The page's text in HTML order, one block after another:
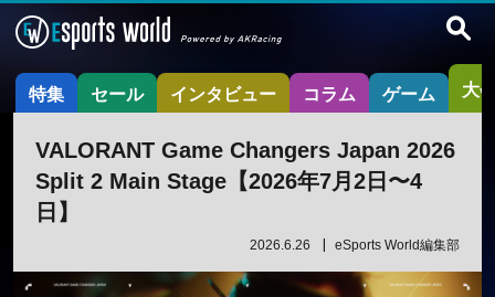
特集 セール インタビュー コラム ゲーム 大
VALORANT Game Changers Japan 2026
Split 2 Main Stage【2026年7月2日〜4
日】
2026.6.26 eSports World編集部